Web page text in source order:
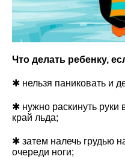
Что делать ребенку,
✱ нельзя паниковать и
✱ нужно раскинуть руки
край льда;
✱ затем налечь грудью
очереди ноги;